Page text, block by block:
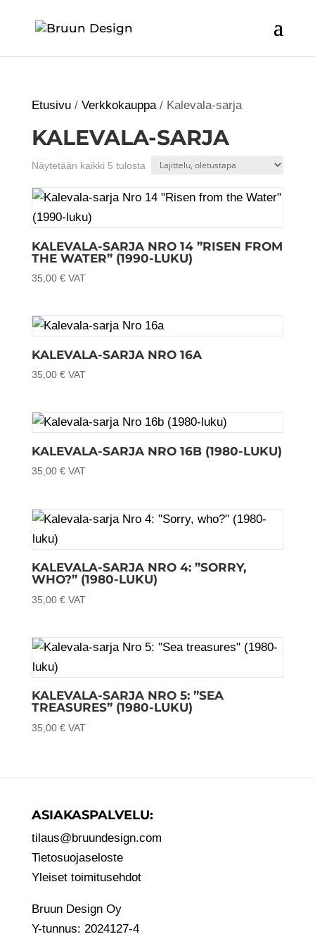
Etusivu/ Verkkokauppa/ Kalevala-sarja
KALEVALA-SARJA
Näytetään kaikki 5 tulosta
KALEVALA-SARJA NRO 14 ”RISEN FROM
THE WATER” (1990-LUKU)
35,00 € VAT
KALEVALA-SARJA NRO 16A
35,00 € VAT
KALEVALA-SARJA NRO 16B (1980-LUKU)
35,00 € VAT
KALEVALA-SARJA NRO 4: ”SORRY,
WHO?” (1980-LUKU)
35,00 € VAT
KALEVALA-SARJA NRO 5: ”SEA
TREASURES” (1980-LUKU)
35,00 € VAT
ASIAKASPALVELU:
tilaus@bruundesign.com
Tietosuojaseloste
Yleiset toimitusehdot
Bruun Design Oy
Y-tunnus: 2024127-4